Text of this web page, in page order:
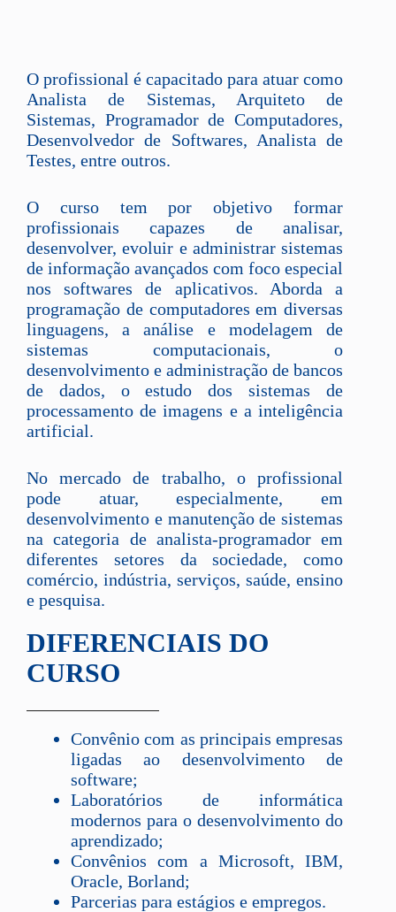
O profissional é capacitado para atuar como
Analista de Sistemas, Arquiteto de
Sistemas, Programador de Computadores,
Desenvolvedor de Softwares, Analista de
Testes, entre outros.
O curso tem por objetivo formar
profissionais capazes de analisar,
desenvolver, evoluir e administrar sistemas
de informação avançados com foco especial
nos softwares de aplicativos. Aborda a
programação de computadores em diversas
linguagens, a análise e modelagem de
sistemas computacionais, o
desenvolvimento e administração de bancos
de dados, o estudo dos sistemas de
processamento de imagens e a inteligência
artificial.
No mercado de trabalho, o profissional
pode atuar, especialmente, em
desenvolvimento e manutenção de sistemas
na categoria de analista-programador em
diferentes setores da sociedade, como
comércio, indústria, serviços, saúde, ensino
e pesquisa.
DIFERENCIAIS DO
CURSO
Convênio com as principais empresas
ligadas ao desenvolvimento de
software;
Laboratórios de informática
modernos para o desenvolvimento do
aprendizado;
Convênios com a Microsoft, IBM,
Oracle, Borland;
Parcerias para estágios e empregos.